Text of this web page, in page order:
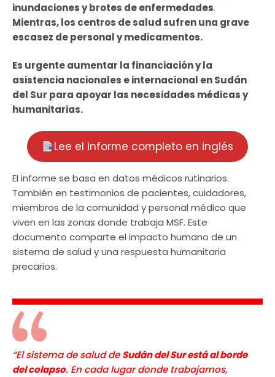
inundaciones y brotes de enfermedades.
Mientras, los centros de salud sufren una grave
escasez de personal y medicamentos.
Es urgente aumentar la financiación y la
asistencia nacionales e internacional en Sudán
del Sur para apoyar las necesidades médicas y
humanitarias.
Lee el informe completo en inglés
El informe se basa en datos médicos rutinarios.
También en testimonios de pacientes, cuidadores,
miembros de la comunidad y personal médico que
viven en las zonas donde trabaja MSF. Este
documento comparte el impacto humano de un
sistema de salud y una respuesta humanitaria
precarios.
“El sistema de salud deSudán del Sur está al borde
del colapso. En cada lugar donde trabajamos,